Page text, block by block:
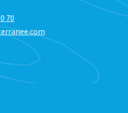
70